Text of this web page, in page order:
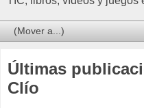
Últimas
Clío